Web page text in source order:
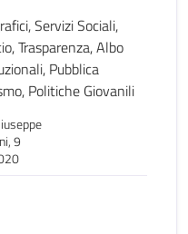
Servizi Sociali,
Trasparenza, Albo
Pubblica
Politiche Giovanili
9